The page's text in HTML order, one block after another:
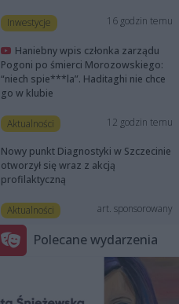
Inwestycje 16 godzin temu
Haniebny wpis członka zarządu
Pogoni po śmierci Morozowskiego:
“niech spie***la”. Haditaghi nie chce
go w klubie
Aktualności 12 godzin temu
Nowy punkt Diagnostyki w Szczecinie
otworzył się wraz z akcją
profilaktyczną
Aktualności art. sponsorowany
Polecane wydarzenia